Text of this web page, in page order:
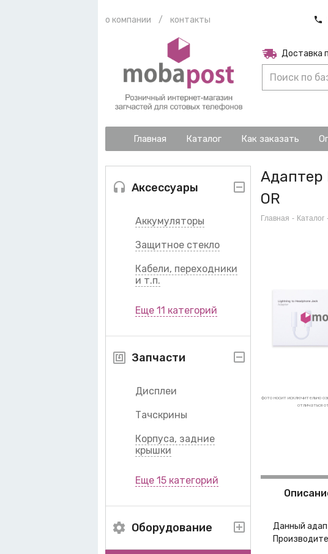
о компании / контакты
Доставка
Главная Каталог Как заказать
Аксессуары
Аккумуляторы
Защитное стекло
Кабели, переходники
и т.п.
Еще 11 категорий
Запчасти
Дисплеи
Тачскрины
Корпуса, задние
крышки
Еще 15 категорий
Оборудование
Адаптер
OR
Главная - Каталог
фото носит исключительно
отличаться
Данный